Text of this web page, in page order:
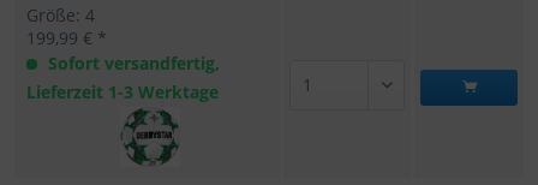
Größe: 4
199,99 € *
Sofort versandfertig,
Lieferzeit 1-3 Werktage